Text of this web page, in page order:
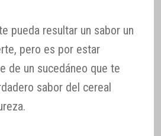
pueda resultar un sabor un
pero es por estar
de un sucedáneo que te
sabor del cereal